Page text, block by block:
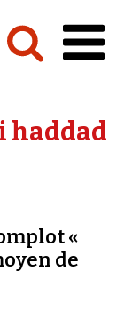
haddad
«
de